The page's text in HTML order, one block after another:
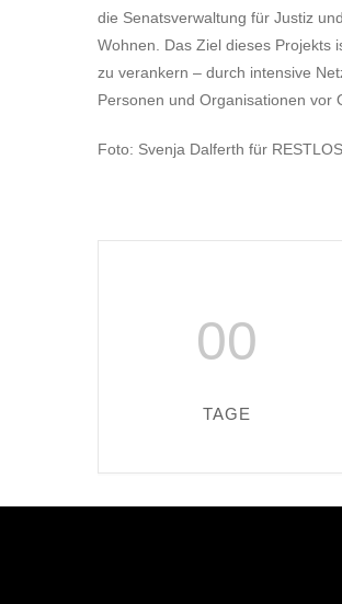
die Senatsverwaltung für Justiz
Wohnen. Das Ziel dieses Projekts
zu verankern – durch intensive
Personen und Organisationen vor
Foto: Svenja Dalferth für
00
TAGE